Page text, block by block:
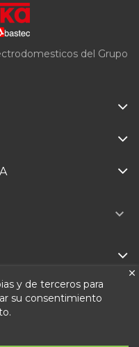
del Grupo
y de terceros para
su consentimiento
